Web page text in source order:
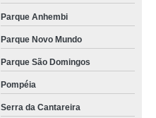
Parque Anhembi
Parque Novo Mundo
Parque São Domingos
Pompéia
Serra da Cantareira